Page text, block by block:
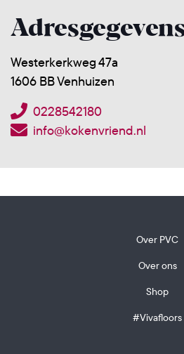
Westerkerkweg 47a
1606 BB Venhuizen
0228542180
info@kokenvriend.nl
Over PVC
Over ons
Shop
#Vivafloors